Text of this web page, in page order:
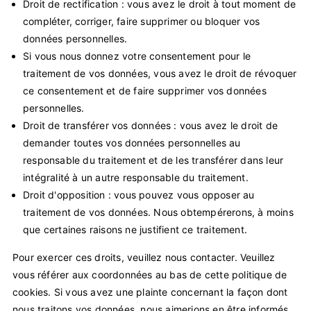
Droit de rectification : vous avez le droit à tout moment de
compléter, corriger, faire supprimer ou bloquer vos
données personnelles.
Si vous nous donnez votre consentement pour le
traitement de vos données, vous avez le droit de révoquer
ce consentement et de faire supprimer vos données
personnelles.
Droit de transférer vos données : vous avez le droit de
demander toutes vos données personnelles au
responsable du traitement et de les transférer dans leur
intégralité à un autre responsable du traitement.
Droit d'opposition : vous pouvez vous opposer au
traitement de vos données. Nous obtempérerons, à moins
que certaines raisons ne justifient ce traitement.
Pour exercer ces droits, veuillez nous contacter. Veuillez
vous référer aux coordonnées au bas de cette politique de
cookies. Si vous avez une plainte concernant la façon dont